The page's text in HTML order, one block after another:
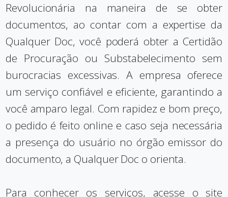
Revolucionária na maneira de se obter
documentos, ao contar com a expertise da
Qualquer Doc, você poderá obter a Certidão
de Procuração ou Substabelecimento sem
burocracias excessivas. A empresa oferece
um serviço confiável e eficiente, garantindo a
você amparo legal. Com rapidez e bom preço,
o pedido é feito online e caso seja necessária
a presença do usuário no órgão emissor do
documento, a Qualquer Doc o orienta.
Para conhecer os serviços, acesse o site